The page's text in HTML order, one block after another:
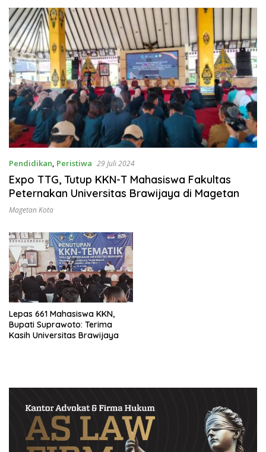
Pendidikan, Peristiwa 29 Juli 2024
Expo TTG, Tutup KKN-T Mahasiswa Fakultas
Peternakan Universitas Brawijaya di Magetan
Magetan Kota
Lepas 661 Mahasiswa KKN,
Bupati Suprawoto: Terima
Kasih Universitas Brawijaya